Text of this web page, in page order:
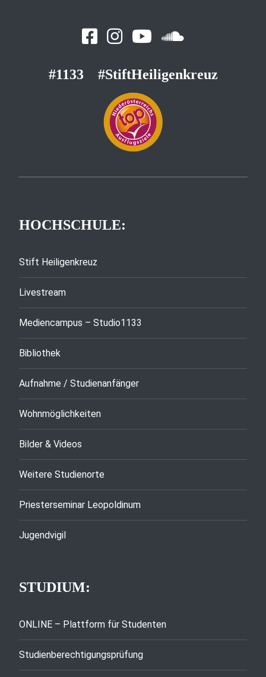
#1133 #StiftHeiligenkreuz
HOCHSCHULE:
Stift Heiligenkreuz
Livestream
Mediencampus – Studio1133
Bibliothek
Aufnahme / Studienanfänger
Wohnmöglichkeiten
Bilder & Videos
Weitere Studienorte
Priesterseminar Leopoldinum
Jugendvigil
STUDIUM:
ONLINE – Plattform für Studenten
Studienberechtigungsprüfung